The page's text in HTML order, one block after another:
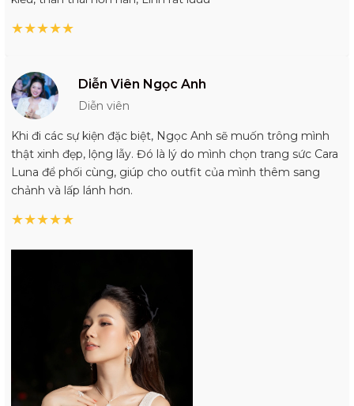
★★★★★
Diễn Viên Ngọc Anh
Diễn viên
Khi đi các sự kiện đặc biệt, Ngọc Anh sẽ muốn trông mình
thật xinh đẹp, lộng lẫy. Đó là lý do mình chọn trang sức Cara
Luna để phối cùng, giúp cho outfit của mình thêm sang
chảnh và lấp lánh hơn.
★★★★★